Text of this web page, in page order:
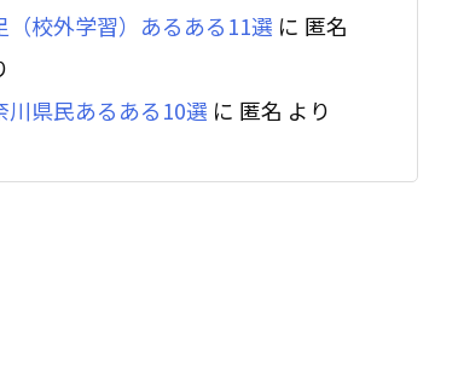
（校外学習）あるある11選 に 匿名
川県民あるある10選 に 匿名 より